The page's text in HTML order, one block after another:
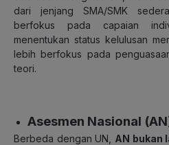
dari jenjang SMA/SMK
berfokus pada capaian
menentukan status kelulusan
lebih berfokus pada
teori.
Asesmen Nasional
Berbeda dengan UN, AN bukan